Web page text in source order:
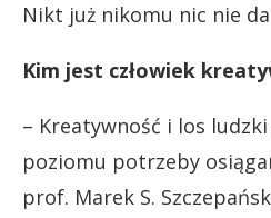
Nikt już nikomu nic nie
Kim jest człowiek
– Kreatywność i los
poziomu potrzeby
prof. Marek S.